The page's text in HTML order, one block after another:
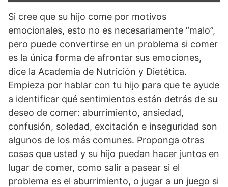
Si cree que su hijo come por motivos
emocionales, esto no es necesariamente “malo”,
pero puede convertirse en un problema si comer
es la única forma de afrontar sus emociones,
dice la Academia de Nutrición y Dietética.
Empieza por hablar con tu hijo para que te ayude
a identificar qué sentimientos están detrás de su
deseo de comer: aburrimiento, ansiedad,
confusión, soledad, excitación e inseguridad son
algunos de los más comunes. Proponga otras
cosas que usted y su hijo puedan hacer juntos en
lugar de comer, como salir a pasear si el
problema es el aburrimiento, o jugar a un juego si